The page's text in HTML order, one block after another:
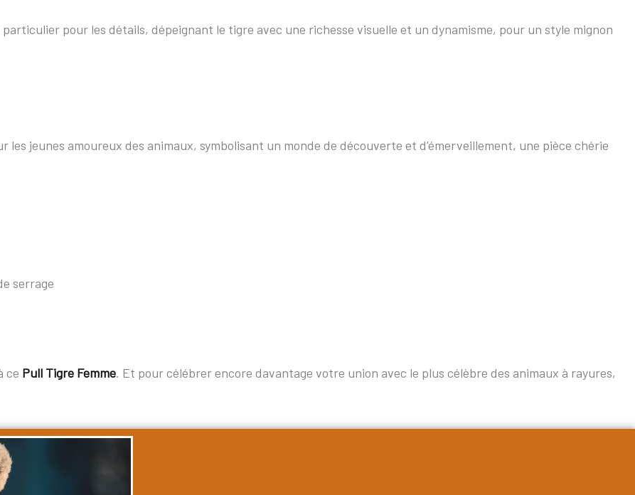
pour les détails, dépeignant le tigre avec une richesse visuelle et un dynamisme, pour un style mignon
les jeunes amoureux des animaux, symbolisant un monde de découverte et d’émerveillement, une pièce chérie
serrage
ce Pull Tigre Femme. Et pour célébrer encore davantage votre union avec le plus célèbre des animaux à rayures,